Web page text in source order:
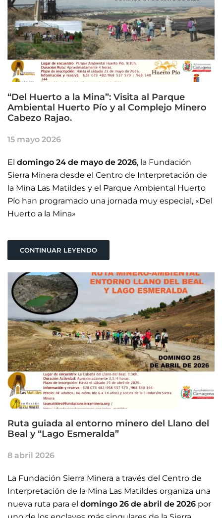
“Del Huerto a la Mina”: Visita al Parque
Ambiental Huerto Pío y al Complejo Minero
Cabezo Rajao.
15 mayo 2026
El domingo 24 de mayo de 2026, la Fundación
Sierra Minera desde el Centro de Interpretación de
la Mina Las Matildes y el Parque Ambiental Huerto
Pío han programado una jornada muy especial, «Del
Huerto a la Mina»
CONTINUAR LEYENDO
Ruta guiada al entorno minero del Llano del
Beal y “Lago Esmeralda”
8 abril 2026
La Fundación Sierra Minera a través del Centro de
Interpretación de la Mina Las Matildes organiza una
nueva ruta para el domingo 26 de abril de 2026 por